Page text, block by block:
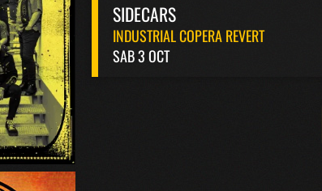
SIDECARS
INDUSTRIAL COPERA REVERT
SAB 3 OCT